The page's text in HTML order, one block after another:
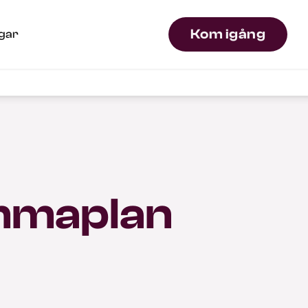
Kom igång